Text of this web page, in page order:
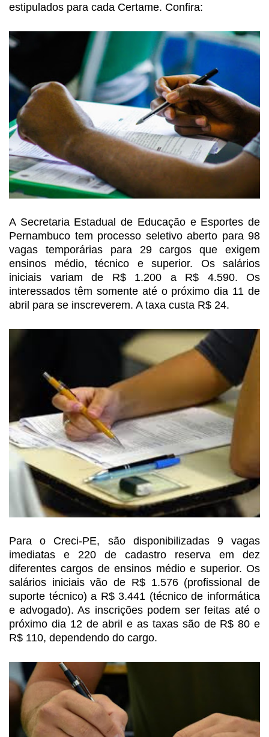
estipulados para cada Certame. Confira:
A Secretaria Estadual de Educação e Esportes de
Pernambuco tem processo seletivo aberto para 98
vagas temporárias para 29cargos que exigem
ensinos médio, técnico e superior. Os salários
iniciais variam de R$ 1.200 a R$ 4.590. Os
interessados têm somente até o próximo dia 11 de
abril para se inscreverem. A taxa custa R$ 24.
Para o Creci-PE, são disponibilizadas 9 vagas
imediatas e 220 de cadastro reserva em dez
diferentes cargos de ensinos médio e superior. Os
salários iniciais vão de R$ 1.576 (profissional de
suporte técnico) a R$ 3.441 (técnico de informática
e advogado). As inscrições podem ser feitas até o
próximo dia 12 de abril e as taxas são de R$ 80 e
R$ 110, dependendo do cargo.